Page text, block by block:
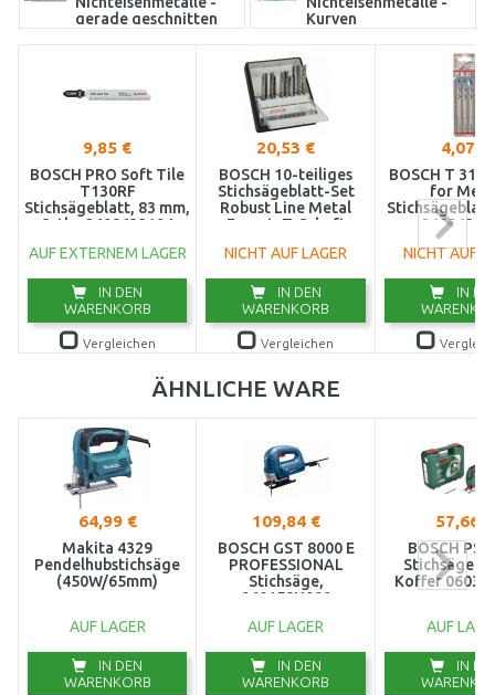
gerade geschnitten
Kurven
9,85 €
BOSCH PRO Soft Tile
T130RF
Stichsägeblatt, 83 mm,
3-tlg. 2608633104
AUF EXTERNEM LAGER
IN DEN
WARENKORB
Vergleichen
20,53 €
BOSCH 10-teiliges
Stichsägeblatt-Set
Robust Line Metal
Expert, T-Schaft
NICHT AUF LAGER
IN DEN
WARENKORB
Vergleichen
4,07 €
BOSCH T 318
for
Stichsägeblatt
NICHT AUF
IN
ÄHNLICHE WARE
64,99 €
Makita 4329
Pendelhubstichsäge
(450W/65mm)
AUF LAGER
IN DEN
WARENKORB
109,84 €
BOSCH GST 8000 E
PROFESSIONAL
Stichsäge,
060158H000
AUF LAGER
IN DEN
WARENKORB
57,66 €
BOSCH
Stichsäge
Koffer
AUF
IN